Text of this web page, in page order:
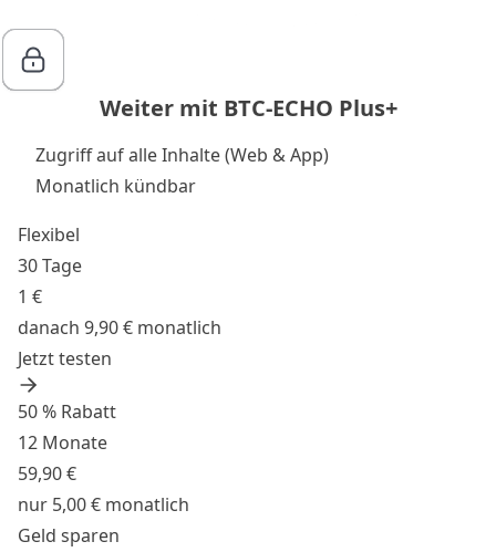
Weiter mit BTC-ECHO Plus+
Zugriff auf alle Inhalte (Web & App)
Monatlich kündbar
Flexibel
30 Tage
1 €
danach 9,90 € monatlich
Jetzt testen
50 % Rabatt
12 Monate
59,90 €
nur 5,00 € monatlich
Geld sparen